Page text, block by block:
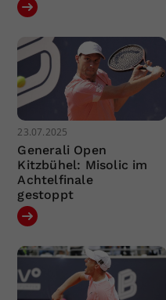
23.07.2025
Generali Open
Kitzbühel: Misolic im
Achtelfinale
gestoppt